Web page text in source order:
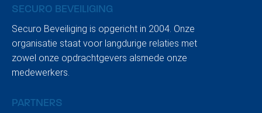
SECURO BEVEILIGING
Securo Beveiliging is opgericht in 2004. Onze
organisatie staat voor langdurige relaties met
zowel onze opdrachtgevers alsmede onze
medewerkers.
PARTNERS